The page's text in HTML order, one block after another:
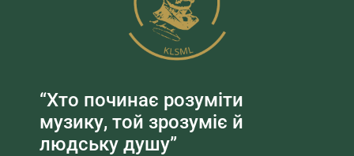
“Хто починає розуміти
музику, той зрозуміє й
людську душу”